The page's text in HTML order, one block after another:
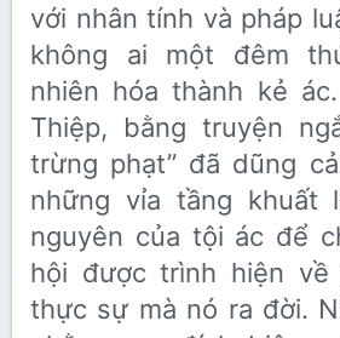
với nhân tính và pháp
không ai một đêm
nhiên hóa thành kẻ
Thiệp, bằng truyện
trừng phạt” đã dũng
những vỉa tầng khuất
nguyên của tội ác để
hội được trình hiện về
thực sự mà nó ra đời.